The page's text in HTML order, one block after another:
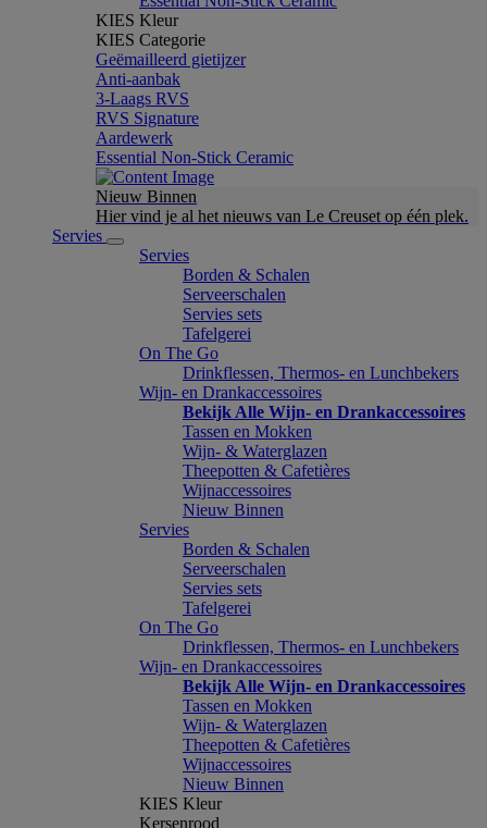
KIES Kleur
KIES Categorie
Geëmailleerd gietijzer
Anti-aanbak
3-Laags RVS
RVS Signature
Aardewerk
Essential Non-Stick Ceramic
Nieuw Binnen
Hier vind je al het nieuws van Le Creuset op één plek.
Servies
Servies
Borden & Schalen
Serveerschalen
Servies sets
Tafelgerei
On The Go
Drinkflessen, Thermos- en Lunchbekers
Wijn- en Drankaccessoires
Bekijk Alle Wijn- en Drankaccessoires
Tassen en Mokken
Wijn- & Waterglazen
Theepotten & Cafetières
Wijnaccessoires
Nieuw Binnen
Servies
Borden & Schalen
Serveerschalen
Servies sets
Tafelgerei
On The Go
Drinkflessen, Thermos- en Lunchbekers
Wijn- en Drankaccessoires
Bekijk Alle Wijn- en Drankaccessoires
Tassen en Mokken
Wijn- & Waterglazen
Theepotten & Cafetières
Wijnaccessoires
Nieuw Binnen
KIES Kleur
Kersenrood